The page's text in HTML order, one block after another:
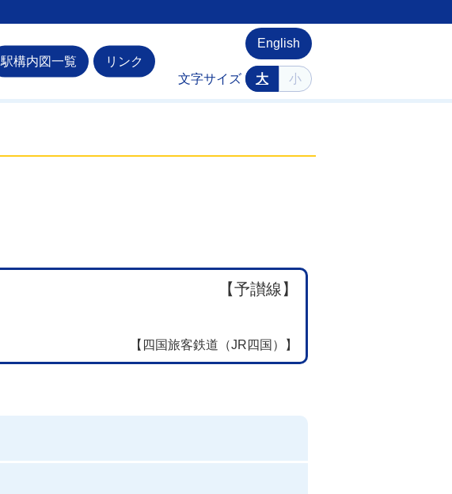
駅構内図一覧 リンク
English
文字サイズ 大 小
【予讃線】
【四国旅客鉄道（JR四国）】